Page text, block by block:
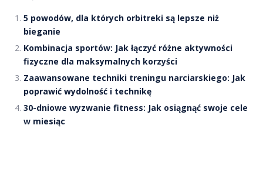
5 powodów, dla których orbitreki są lepsze niż
bieganie
Kombinacja sportów: Jak łączyć różne aktywności
fizyczne dla maksymalnych korzyści
Zaawansowane techniki treningu narciarskiego: Jak
poprawić wydolność i technikę
30-dniowe wyzwanie fitness: Jak osiągnąć swoje cele
w miesiąc